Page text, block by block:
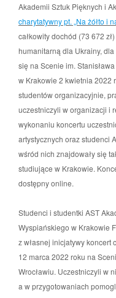
Akademii Sztuk Pięknych i
charytatywny pt. „Na żółto i
całkowity dochód (73 672
humanitarną dla Ukrainy,
się na Scenie im.
w Krakowie 2 kwietnia 2022
studentów organizacyjnie,
uczestniczyli w organizacji i
wykonaniu koncertu
artystycznych oraz studenci
wśród nich znajdowały się
studiujące w Krakowie.
dostępny online.
Studenci i studentki AST
Wyspiańskiego w Krakowie
z własnej inicjatywy koncert
12 marca 2022 roku na
Wrocławiu. Uczestniczyli w
a w przygotowaniach